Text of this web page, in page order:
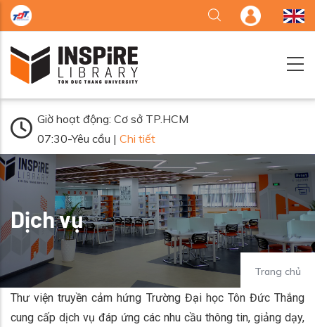
Nhảy đến nội dung
Giờ hoạt động: Cơ sở TP.HCM
07:30-Yêu cầu | Chi tiết
Dịch vụ
Trang chủ
Thư viện truyền cảm hứng Trường Đại học Tôn Đức Thắng
cung cấp dịch vụ đáp ứng các nhu cầu thông tin, giảng dạy,